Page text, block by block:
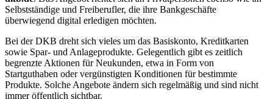
Selbstständige und Freiberufler, die ihre Bankgeschäfte
überwiegend digital erledigen möchten.
Bei der DKB dreht sich vieles um das Basiskonto, Kreditkarten
sowie Spar- und Anlageprodukte. Gelegentlich gibt es zeitlich
begrenzte Aktionen für Neukunden, etwa in Form von
Startguthaben oder vergünstigten Konditionen für bestimmte
Produkte. Solche Angebote ändern sich regelmäßig und sind nicht
immer öffentlich sichtbar.